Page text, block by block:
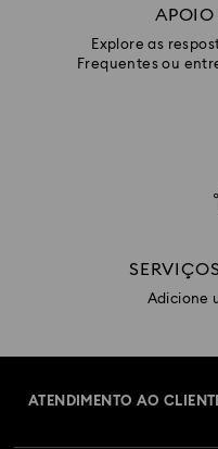
APOIO
Explore as
Frequentes ou
Adicione
ATENDIMENTO AO